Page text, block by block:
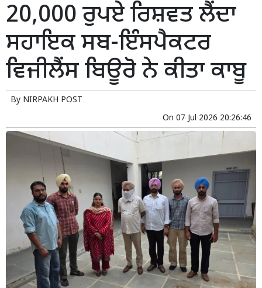
20,000 ਰੁਪਏ ਰਿਸ਼ਵਤ ਲੈਂਦਾ
ਸਹਾਇਕ ਸਬ-ਇੰਸਪੈਕਟਰ
ਵਿਜੀਲੈਂਸ ਬਿਊਰੋ ਨੇ ਕੀਤਾ ਕਾਬੂ
By NIRPAKH POST
On 07 Jul 2026 20:26:46